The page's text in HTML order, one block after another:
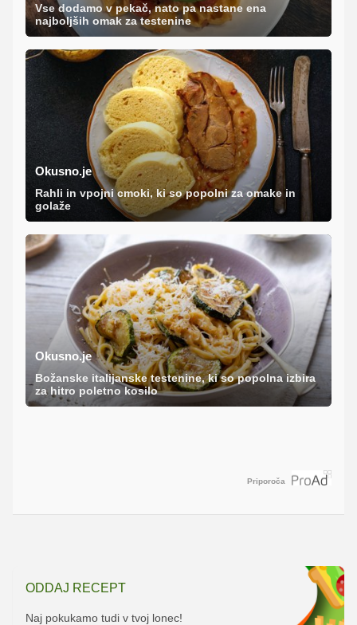
Vse dodamo v pekač, nato pa nastane ena
najboljših omak za testenine
Okusno.je
Rahli in vpojni cmoki, ki so popolni za omake in
golaže
Okusno.je
Božanske italijanske testenine, ki so popolna izbira
za hitro poletno kosilo
Priporoča
ODDAJ RECEPT
Naj pokukamo tudi v tvoj lonec!